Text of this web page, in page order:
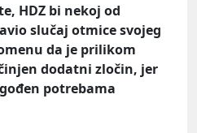
HDZ bi nekoj od
slučaj otmice svojeg
da je prilikom
dodatni zločin, jer
potrebama